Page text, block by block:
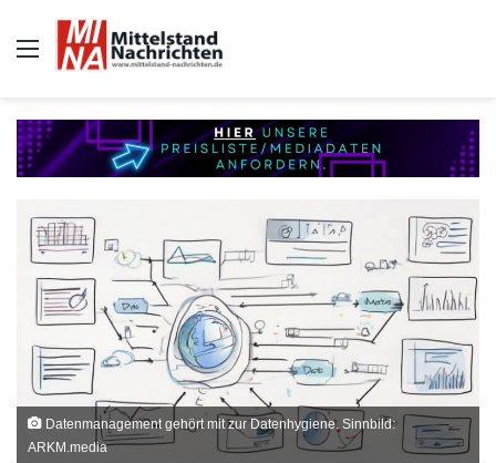
Auswahl
Datenmanagement gehört mit zur Datenhygiene. Sinnbild:
ARKM.media